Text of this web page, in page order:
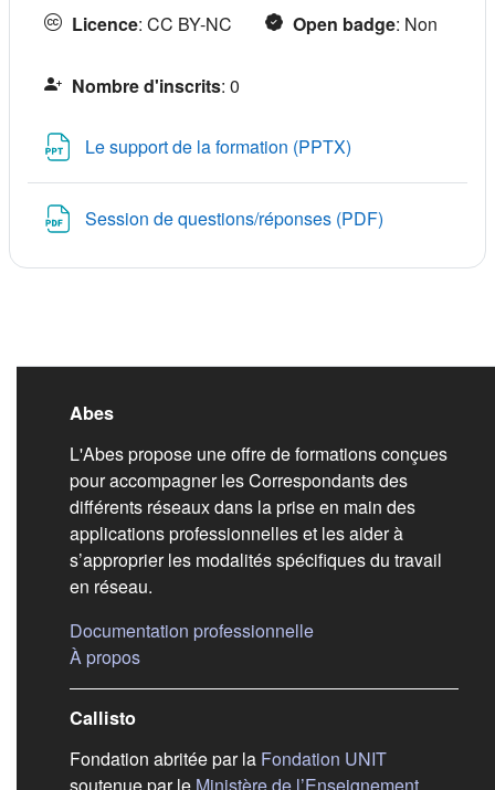
Licence: CC BY-NC Open badge: Non
Nombre d'inscrits: 0
Le support de la formation (PPTX)
Session de questions/réponses (PDF)
Liens de bas de
Abes
L'Abes propose une offre de formations conçues
pour accompagner les Correspondants des
différents réseaux dans la prise en main des
applications professionnelles et les aider à
s’approprier les modalités spécifiques du travail
en réseau.
Documentation professionnelle(s'ouvre dans un
À propos(s'ouvre dans un nouvel onglet)
Callisto
Fondation abritée par la Fondation UNIT(s'ouvre